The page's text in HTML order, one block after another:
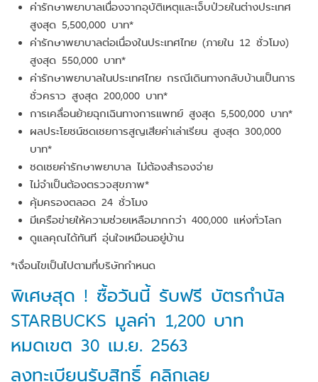
ค่ารักษาพยาบาลเนื่องจากอุบัติเหตุและเจ็บป่วยในต่างประเทศ
สูงสุด 5,500,000 บาท*
ค่ารักษาพยาบาลต่อเนื่องในประเทศไทย (ภายใน 12 ชั่วโมง)
สูงสุด 550,000 บาท*
ค่ารักษาพยาบาลในประเทศไทย กรณีเดินทางกลับบ้านเป็นการ
ชั่วคราว สูงสุด 200,000 บาท*
การเคลื่อนย้ายฉุกเฉินทางการแพทย์ สูงสุด 5,500,000 บาท*
ผลประโยชน์ชดเชยการสูญเสียค่าเล่าเรียน สูงสุด 300,000
บาท*
ชดเชยค่ารักษาพยาบาล ไม่ต้องสำรองจ่าย
ไม่จำเป็นต้องตรวจสุขภาพ*
คุ้มครองตลอด 24 ชั่วโมง
มีเครือข่ายให้ความช่วยเหลือมากกว่า 400,000 แห่งทั่วโลก
ดูแลคุณได้ทันที อุ่นใจเหมือนอยู่บ้าน
*เงื่อนไขเป็นไปตามที่บริษัทกำหนด
พิเศษสุด ! ซื้อวันนี้ รับฟรี บัตรกำนัล
STARBUCKS มูลค่า 1,200 บาท
หมดเขต 30 เม.ย. 2563
ลงทะเบียนรับสิทธิ์ คลิกเลย